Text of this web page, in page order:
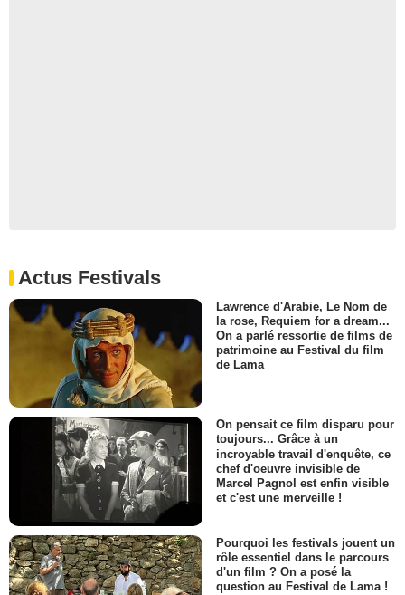
Actus Festivals
Lawrence d'Arabie, Le Nom de
la rose, Requiem for a dream...
On a parlé ressortie de films de
patrimoine au Festival du film
de Lama
On pensait ce film disparu pour
toujours... Grâce à un
incroyable travail d'enquête, ce
chef d'oeuvre invisible de
Marcel Pagnol est enfin visible
et c'est une merveille !
Pourquoi les festivals jouent un
rôle essentiel dans le parcours
d'un film ? On a posé la
question au Festival de Lama !